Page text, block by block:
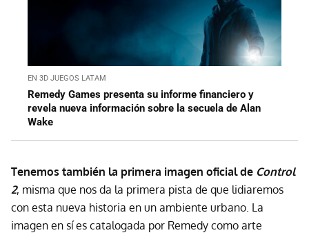
EN 3D JUEGOS LATAM
Remedy Games presenta su informe financiero y
revela nueva información sobre la secuela de Alan
Wake
Tenemos también la primera imagen oficial de Control
2, misma que nos da la primera pista de que lidiaremos
con esta nueva historia en un ambiente urbano. La
imagen en sí es catalogada por Remedy como arte